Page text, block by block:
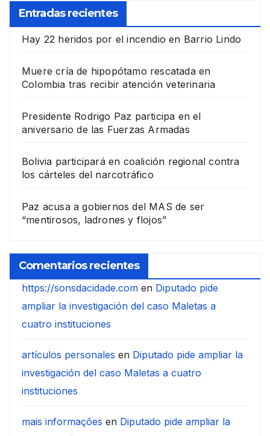
Entradas recientes
Hay 22 heridos por el incendio en Barrio Lindo
Muere cría de hipopótamo rescatada en
Colombia tras recibir atención veterinaria
Presidente Rodrigo Paz participa en el
aniversario de las Fuerzas Armadas
Bolivia participará en coalición regional contra
los cárteles del narcotráfico
Paz acusa a gobiernos del MAS de ser
“mentirosos, ladrones y flojos”
Comentarios recientes
https://sonsdacidade.com en Diputado pide
ampliar la investigación del caso Maletas a
cuatro instituciones
artículos personales en Diputado pide ampliar la
investigación del caso Maletas a cuatro
instituciones
mais informações en Diputado pide ampliar la